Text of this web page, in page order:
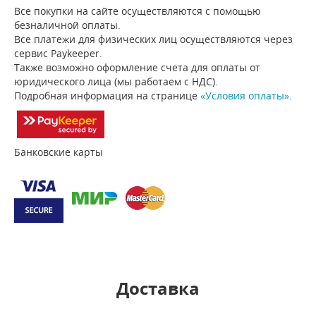
Все покупки на сайте осуществляются с помощью
безналичной оплаты.
Все платежи для физических лиц осуществляются через
сервис Paykeeper.
Также возможно оформление счета для оплаты от
юридического лица (мы работаем с НДС).
Подробная информация на странице «Условия оплаты».
Банковские карты
Доставка